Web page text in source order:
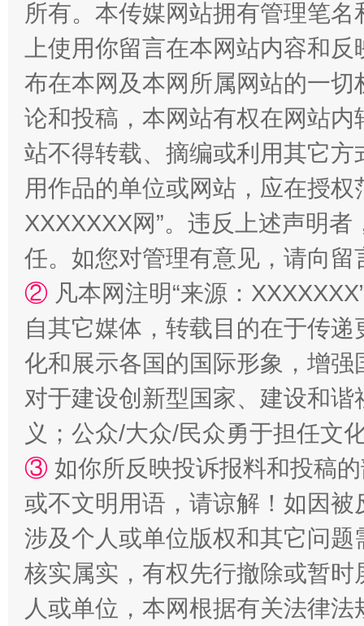
漫山遍野的桃花与雪山、麦地、白藏房 除
招工难、用工荒背后
所有。本传媒网站拥有管理笔
上使用你留言在本网站内容和
布在本网及本网所属网站的一
论和投稿，本网站有权在网站
站不得转载、摘编或利用其它
用作品的单位或网站，应在授
XXXXXXX网”。违反上述声明
任。如您对管理有意见，请向
② 凡本网注明“来源：
自其它媒体，转载目的在于传
化和展示各国的国际形象，增
对于建设创新型国家、建设和
义；公众/大众/民众勇于担任文
③ 如你所反映投诉报料和投稿
或不文明用语，请谅解！如因
涉及个人或单位版权和其它问题
核实属实，有权先行撤除或暂
人或单位，本网根据有关法律